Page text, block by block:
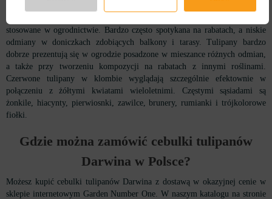
stosowane w ogrodnictwie. Bardzo często spotykana na rabatach, a niskie
odmiany w doniczkach zdobiących balkony i tarasy. Tulipany bardzo
dobrze prezentują się w ogrodzie posadzone w mieszance różnych odmian,
a także przy tworzeniu kompozycji na rabatach z innymi roślinami.
Czerwone tulipany w klombie wyglądają szczególnie efektownie w
połączeniu z żółtymi kwiatami wieloletnimi. Częstymi sąsiadami są
żonkile, hiacynty, pierwiosnki, zawilce, brunery, rumianki i trójkolorowe
fiołki.
Gdzie można zamówić cebulki tulipanów
Darwina w Polsce?
Możesz kupić cebulki tulipanów Darwina z dostawą w okazyjnej cenie w
sklepie internetowym Garden Number One. W naszym katalogu na stronie